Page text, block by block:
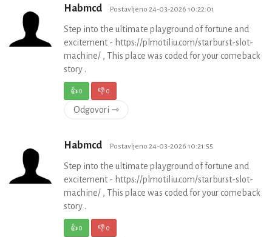
Habmcd Postavljeno 24-03-2026 10:22:01
Step into the ultimate playground of fortune and
excitement - https://plmotiliu.com/starburst-slot-
machine/ , This place was coded for your comeback
story .
👍0 👎0
Odgovori ⇾
Habmcd Postavljeno 24-03-2026 10:21:55
Step into the ultimate playground of fortune and
excitement - https://plmotiliu.com/starburst-slot-
machine/ , This place was coded for your comeback
story .
👍0 👎0